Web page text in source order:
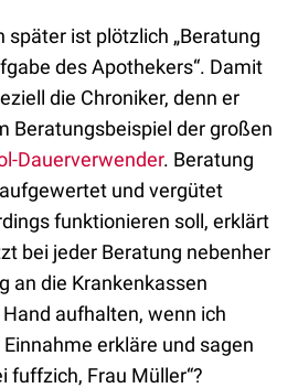
später ist plötzlich „Beratung
des Apothekers“. Damit
die Chroniker, denn er
Beratungsbeispiel der großen
Dauerverwender. Beratung
und vergütet
funktionieren soll, erklärt
bei jeder Beratung nebenher
an die Krankenkassen
aufhalten, wenn ich
erkläre und sagen
fuffzich, Frau Müller“?